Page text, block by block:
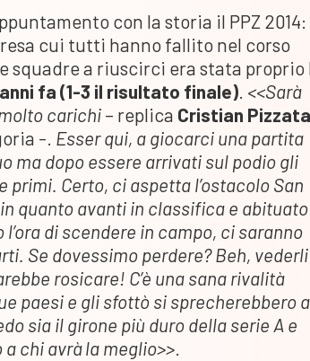
con la storia il PPZ 2014:
cui tutti hanno fallito nel corso
squadre a riuscirci era stata proprio
fa (1-3 il risultato finale). <<Sarà
carichi – replica Cristian Pizzata
-. Esser qui, a giocarci una partita
ma dopo essere arrivati sul podio gli
primi. Certo, ci aspetta l’ostacolo San
quanto avanti in classifica e
di scendere in campo, ci saranno
Se dovessimo perdere? Beh, vederli
rosicare! C’è una sana rivalità
paesi e gli sfottò si sprecherebbero a
sia il girone più duro della serie A e
chi avrà la meglio>>.